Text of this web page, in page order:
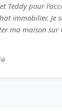
Teddy pour
immobilier. Je
ma maison